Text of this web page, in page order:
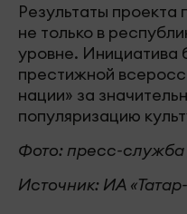
Результаты
не только в
уровне. Инициатива
престижной
нации» за
популяризацию
Фото: пресс-
Источник: ИА